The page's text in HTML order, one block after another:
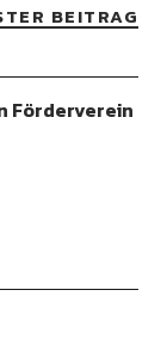
BEITRAG
Förderverein